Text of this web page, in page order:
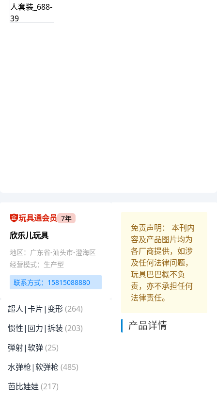
玩具通会员 7年
欣乐儿玩具
地区：广东省-汕头市-澄海区
经营模式：生产型
联系方式：15815088880
超人|卡片|变形(264)
惯性|回力|拆装(203)
弹射|软弹(25)
水弹枪|软弹枪 (485)
芭比娃娃 (217)
免责声明： 本刊内
容及产品图片均为
各厂商提供，如涉
及任何法律问题，
玩具巴巴概不负
责，亦不承担任何
法律责任。
产品详情